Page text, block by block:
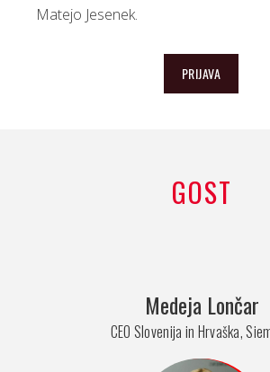
Matejo Jesenek.
PRIJAVA
GOST
Medeja Lončar
CEO Slovenija in Hrvaška,